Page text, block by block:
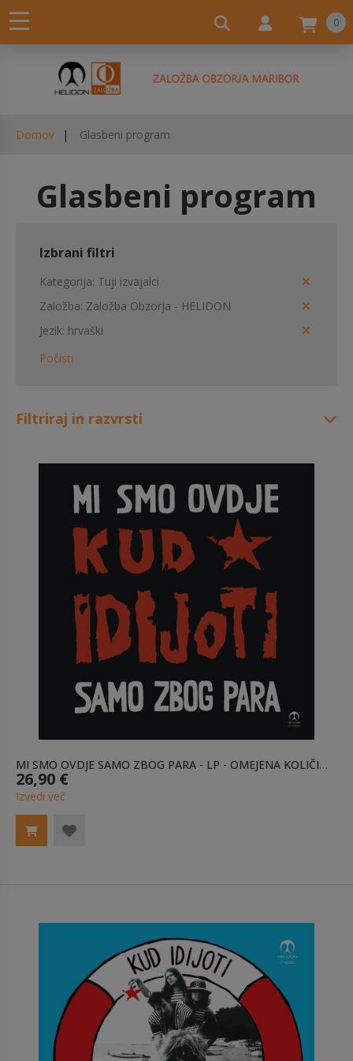
0
Domov Glasbeni program
Glasbeni program
MI SMO OVDJE SAMO ZBOG PARA - LP - OMEJENA KOLIČINA
26,90 €
Izvedi več
Izbrani filtri
Kategorija Tuji izvajalci
Založba Založba Obzorja - HELIDON
Jezik hrvaški
Počisti
Filtriraj in razvrsti